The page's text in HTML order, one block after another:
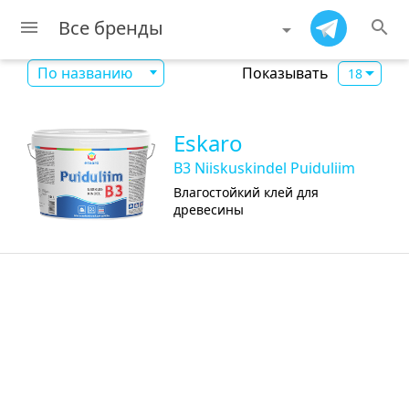
По названию Показывать 18
Eskaro
B3 Niiskuskindel Puiduliim
Влагостойкий клей для
древесины
menu Все бренды search